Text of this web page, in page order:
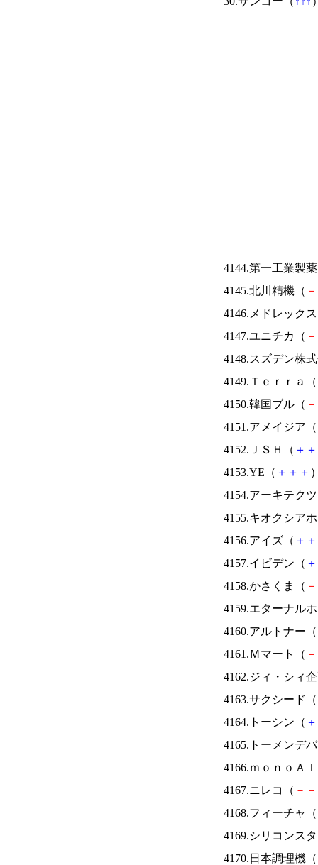
4144.第一工業製
4145.北川精機（ －
4146.メドレック
4147.ユニチカ（ －
4148.スズデン株
4149.Ｔｅｒｒａ（
4150.韓国ブル（ －
4151.アメイジア（
4152.ＪＳＨ（ ＋ ＋
4153.YE（ ＋ ＋ ＋
4154.アーキテク
4155.キオクシア
4156.アイズ（ ＋ ＋
4157.イビデン（ ＋
4158.かさくま（ －
4159.エターナル
4160.アルトナー（
4161.Ｍマート（ －
4162.ジィ・シィ
4163.サクシード（
4164.トーシン（ ＋
4165.トーメンデ
4166.ｍｏｎｏＡ
4167.ニレコ（ － －
4168.フィーチャ（
4169.シリコンス
4170.日本調理機（